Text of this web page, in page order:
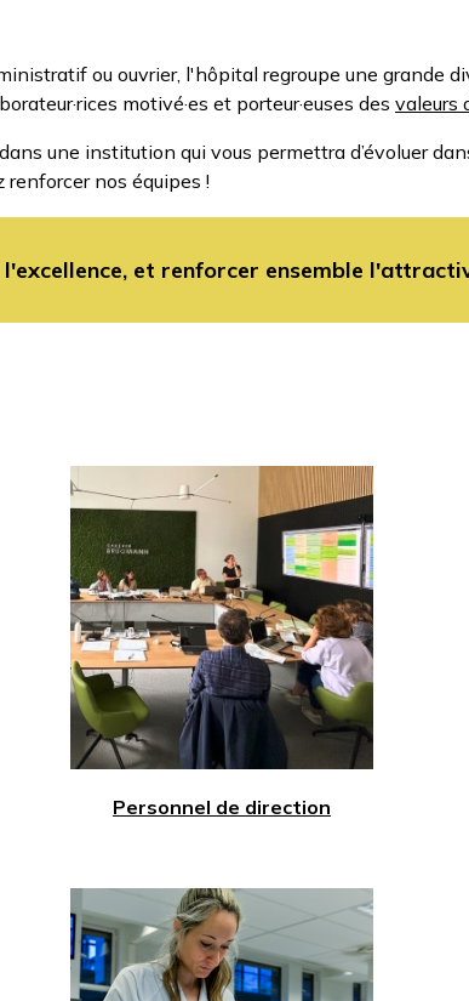
ou ouvrier, l'hôpital regroupe une grande
motivé·es et porteur·euses des valeurs
une institution qui vous permettra d’évoluer
nos équipes !
et renforcer ensemble
Personnel de direction